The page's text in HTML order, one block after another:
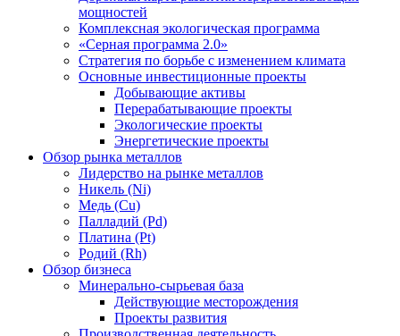
мощностей
Комплексная экологическая программа
«Серная программа 2.0»
Стратегия по борьбе с изменением климата
Основные инвестиционные проекты
Добывающие активы
Перерабатывающие проекты
Экологические проекты
Энергетические проекты
Обзор рынка металлов
Лидерство на рынке металлов
Никель (Ni)
Медь (Cu)
Палладий (Pd)
Платина (Pt)
Родий (Rh)
Обзор бизнеса
Минерально-сырьевая база
Действующие месторождения
Проекты развития